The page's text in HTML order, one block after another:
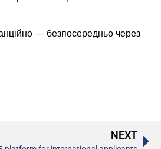
— безпосередньо через
NEXT